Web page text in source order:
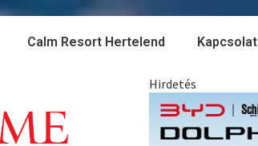
Calm Resort Hertelend Kapcsolat
Hirdetés